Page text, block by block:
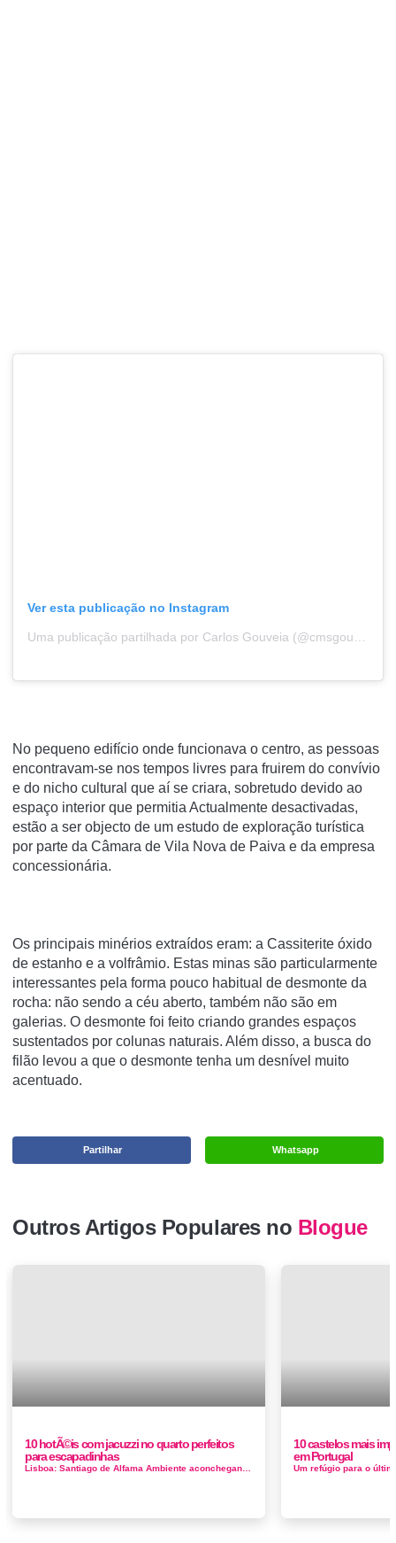
Ver esta publicação no Instagram
No pequeno edifício onde funcionava o centro, as pessoas
encontravam-se nos tempos livres para fruirem do convívio
e do nicho cultural que aí se criara, sobretudo devido ao
espaço interior que permitia Actualmente desactivadas,
estão a ser objecto de um estudo de exploração turística
por parte da Câmara de Vila Nova de Paiva e da empresa
concessionária.
Os principais minérios extraídos eram: a Cassiterite óxido
de estanho e a volfrâmio. Estas minas são particularmente
interessantes pela forma pouco habitual de desmonte da
rocha: não sendo a céu aberto, também não são em
galerias. O desmonte foi feito criando grandes espaços
sustentados por colunas naturais. Além disso, a busca do
filão levou a que o desmonte tenha um desnível muito
acentuado.
Whatsapp
Partilhar
Outros Artigos Populares no Blogue
10 hotÃ©is com jacuzzi no quarto perfeitos
para escapadinhas
10 castelos mais
em Portugal